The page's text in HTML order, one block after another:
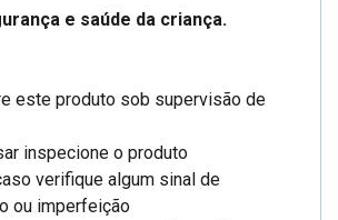
e saúde da criança.
este produto sob supervisão de
inspecione o produto
verifique algum sinal de
ou imperfeição